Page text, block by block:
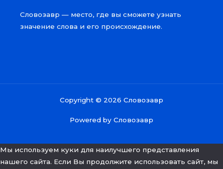
Словозавр — место, где вы сможете узнать
значение слова и его происхождение.
Copyright © 2026 Словозавр
Powered by Словозавр
Мы используем куки для наилучшего представления
нашего сайта. Если Вы продолжите использовать сайт, мы